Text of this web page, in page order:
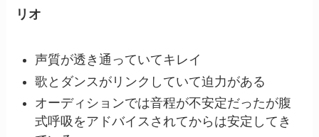
リオ
声質が透き通っていてキレイ
歌とダンスがリンクしていて迫力がある
オーディションでは音程が不安定だったが腹
式呼吸をアドバイスされてからは安定してき